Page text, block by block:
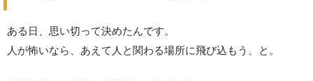
ある日、思い切って決めたんです。
人が怖いなら、あえて人と関わる場所に飛び込もう、と。